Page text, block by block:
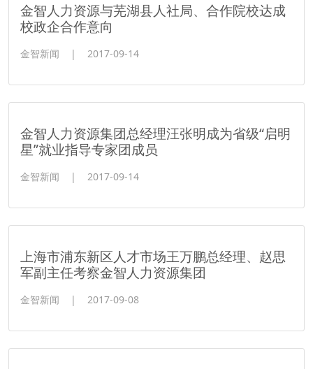
金智人力资源与芜湖县人社局、合作院校达成
校政企合作意向
金智新闻 | 2017-09-14
金智人力资源集团总经理汪张明成为省级“启明
星”就业指导专家团成员
金智新闻 | 2017-09-14
上海市浦东新区人才市场王万鹏总经理、赵思
军副主任考察金智人力资源集团
金智新闻 | 2017-09-08